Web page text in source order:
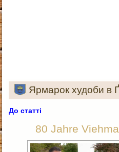
Ярмарок худоби в
До статті
80 Jahre